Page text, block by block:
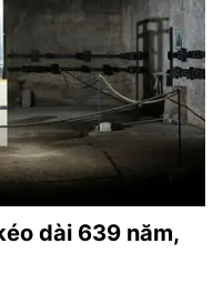
dài 639 năm,